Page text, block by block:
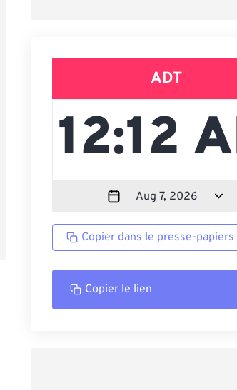
ADT
Copier dans le presse-papiers
Copier le lien